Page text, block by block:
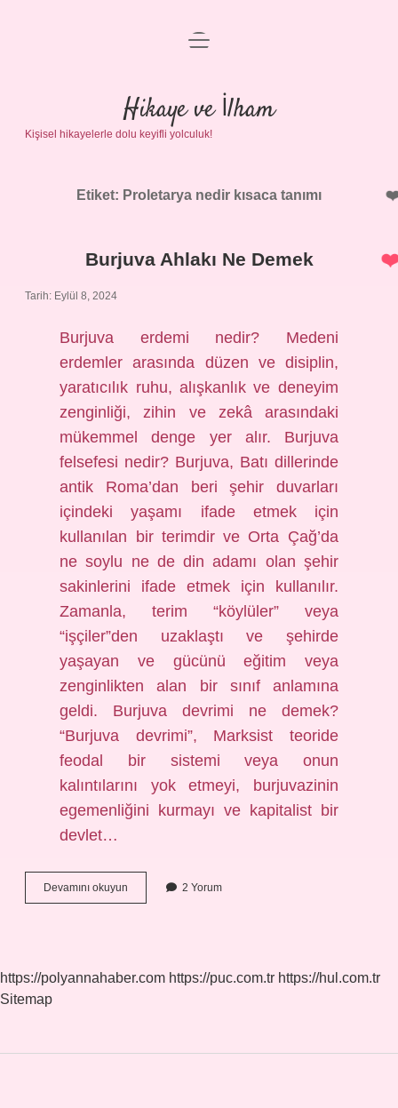
Anasayfa
Gizlilik Politikası
Yasal Uyarı
menüyü
Hikaye ve İlham
Kişisel hikayelerle dolu keyifli yolculuk!
Etiket: Proletarya nedir kısaca tanımı
Burjuva Ahlakı Ne Demek
Tarih: Eylül 8, 2024
Burjuva erdemi nedir? Medeni
erdemler arasında düzen ve disiplin,
yaratıcılık ruhu, alışkanlık ve deneyim
zenginliği, zihin ve zekâ arasındaki
mükemmel denge yer alır. Burjuva
felsefesi nedir? Burjuva, Batı dillerinde
antik Roma’dan beri şehir duvarları
içindeki yaşamı ifade etmek için
kullanılan bir terimdir ve Orta Çağ’da
ne soylu ne de din adamı olan şehir
sakinlerini ifade etmek için kullanılır.
Zamanla, terim “köylüler” veya
“işçiler”den uzaklaştı ve şehirde
yaşayan ve gücünü eğitim veya
zenginlikten alan bir sınıf anlamına
geldi. Burjuva devrimi ne demek?
“Burjuva devrimi”, Marksist teoride
feodal bir sistemi veya onun
kalıntılarını yok etmeyi, burjuvazinin
egemenliğini kurmayı ve kapitalist bir
devlet…
Devamını okuyun
Ahlakı
2 Yorum
https://polyannahaber.com https://puc.com.tr https://hul.com.tr
Sitemap